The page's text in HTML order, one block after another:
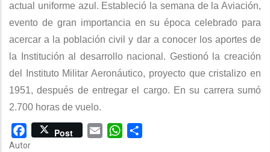
actual uniforme azul. Estableció la semana de la Aviación,
evento de gran importancia en su época celebrado para
acercar a la población civil y dar a conocer los aportes de
la Institución al desarrollo nacional. Gestionó la creación
del Instituto Militar Aeronáutico, proyecto que cristalizo en
1951, después de entregar el cargo. En su carrera sumó
2.700 horas de vuelo.
Facebook
Post Email WhatsApp
Autor